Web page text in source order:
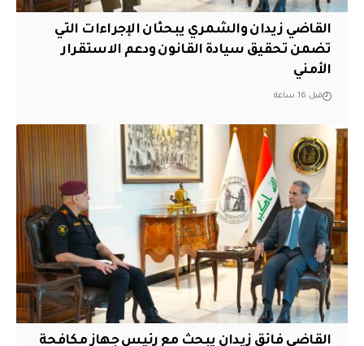
القاضي زيدان والشمري يبحثان الإجراءات التي
تضمن تحقيق سيادة القانون ودعم الاستقرار
الأمني
قبل 16 ساعة
القاضي فائق زيدان يبحث مع رئيس جهاز مكافحة